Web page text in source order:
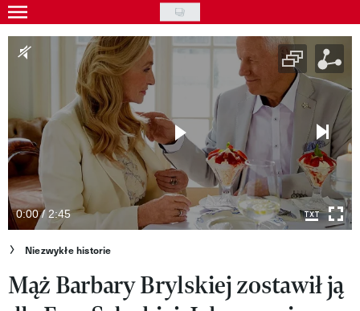
Skip
to
main
Gwiazdy
Uroda
Styl życia
Kultura
Wideo
Nasze akcje
0:00 / 2:45
Niezwykłe historie
Mąż Barbary Brylskiej zostawił ją